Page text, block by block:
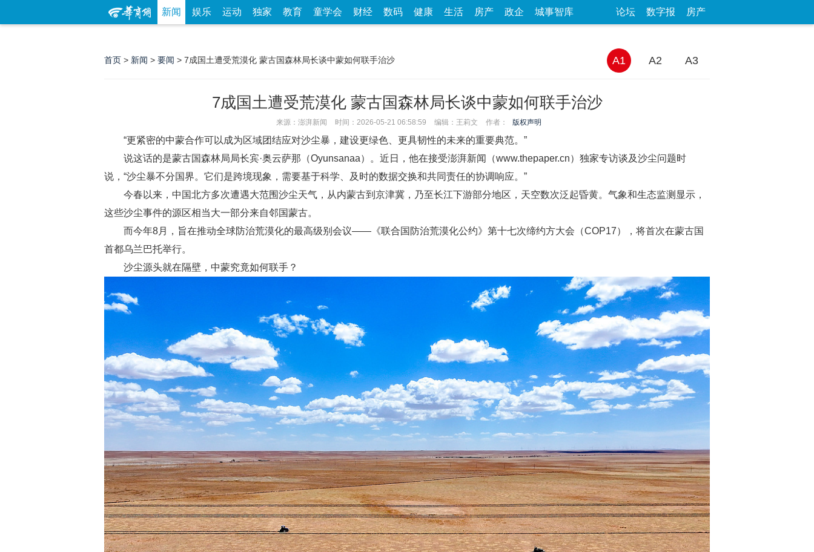
新闻 娱乐 运动 独家 教育 童学会 财经 数码 健康 生活 房产 政企 城事智库 论坛 数字报 房产
首页 > 新闻 > 要闻 > 7成国土遭受荒漠化 蒙古国森林局长谈中蒙如何联手治沙 A1 A2 A3
7成国土遭受荒漠化 蒙古国森林局长谈中蒙如何联手治沙
来源：澎湃新闻 时间：2026-05-21 06:58:59 编辑：王莉文 作者： 版权声明
“更紧密的中蒙合作可以成为区域团结应对沙尘暴，建设更绿色、更具韧性的未来的重要典范。”
说这话的是蒙古国森林局局长宾·奥云萨那（Oyunsanaa）。近日，他在接受澎湃新闻（www.thepaper.cn）独家专访谈及沙尘问题时
说，“沙尘暴不分国界。它们是跨境现象，需要基于科学、及时的数据交换和共同责任的协调响应。”
今春以来，中国北方多次遭遇大范围沙尘天气，从内蒙古到京津冀，乃至长江下游部分地区，天空数次泛起昏黄。气象和生态监测显示，
这些沙尘事件的源区相当大一部分来自邻国蒙古。
而今年8月，旨在推动全球防治荒漠化的最高级别会议——《联合国防治荒漠化公约》第十七次缔约方大会（COP17），将首次在蒙古国
首都乌兰巴托举行。
沙尘源头就在隔壁，中蒙究竟如何联手？